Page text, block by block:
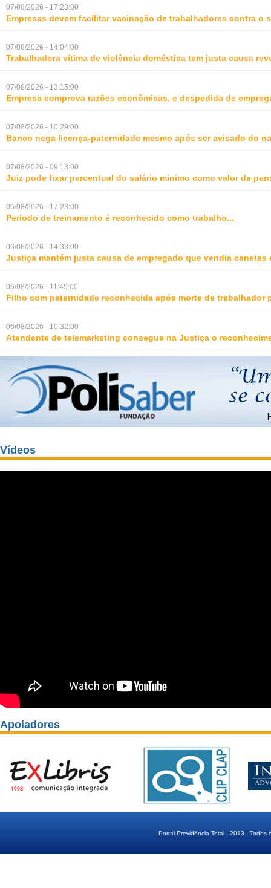
07/08/2026 - 17:23:00
Empresas devem facilitar vacinação de trabalhadores contra o
07/08/2026 - 14:04:00
Trabalhadora vítima de violência doméstica tem justa causa
07/08/2026 - 13:15:00
Empresa comprova razões econômicas, e despedida de
07/08/2026 - 10:29:00
Banco nega licença-paternidade mesmo após ser avisado do
07/08/2026 - 09:13:00
Juiz pode fixar percentual do salário mínimo como valor da
06/08/2026 - 17:23:00
Período de treinamento é reconhecido como trabalho...
06/08/2026 - 14:33:00
Justiça mantém justa causa de empregado que vendia canetas
06/08/2026 - 11:49:00
Filho com paternidade reconhecida após morte de trabalhador
06/08/2026 - 10:32:00
Atendente de telemarketing consegue na Justiça o
Vídeos
Apoiadores
Portal Previdência Total - 2013 - Todos